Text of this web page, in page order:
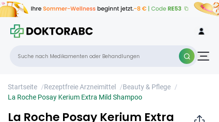
Startseite /Rezeptfreie Arzneimittel /Beauty & Pflege /
La Roche Posay Kerium Extra Mild Shampoo
La Roche Posay Kerium Extra
Shampoo
×